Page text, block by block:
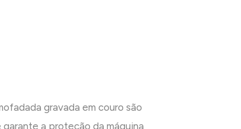
gravada em couro são
a proteção da máquina